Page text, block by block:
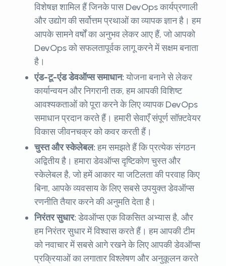
विशेषज्ञ शामिल हैं जिनके पास DevOps कार्यप्रणाली
और उद्योग की सर्वोत्तम प्रथाओं का व्यापक ज्ञान है। हम
आपके सामने वर्षों का अनुभव लेकर आए हैं, जो आपको
DevOps को सफलतापूर्वक लागू करने में सक्षम बनाता
है।
एंड-टू-एंड डेवऑप्ससमाधान:योजना बनाने से लेकर
कार्यान्वयन और निगरानी तक, हम आपकी विशिष्ट
आवश्यकताओं को पूरा करने के लिए व्यापक DevOps
समाधान प्रदान करते हैं। हमारी सेवाएँ संपूर्ण सॉफ़्टवेयर
विकास जीवनचक्र को कवर करती हैं।
चुस्त और स्केलेबल:हम समझते हैं कि प्रत्येक संगठन
अद्वितीय है। हमारा डेवऑप्स दृष्टिकोण चुस्त और
स्केलेबल है, जो हमें आकार या जटिलता की परवाह किए
बिना, आपके व्यवसाय के लिए सबसे उपयुक्त डेवऑप्स
रणनीति तैयार करने की अनुमति देता है।
निरंतर सुधार:डेवऑप्स एक विकसित अभ्यास है, और
हम निरंतर सुधार में विश्वास करते हैं। हम आपकी टीम
को नवाचार में सबसे आगे रखने के लिए आपकी डेवऑप्स
प्रक्रियाओं का लगातार विश्लेषण और अनुकूलन करते